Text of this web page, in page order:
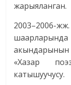
жарыяланган.
«Хазар
катышуучусу.